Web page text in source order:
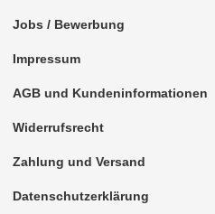
Jobs / Bewerbung
Impressum
AGB und Kundeninformationen
Widerrufsrecht
Zahlung und Versand
Datenschutzerklärung